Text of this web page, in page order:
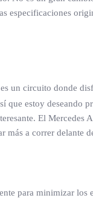
especificaciones
un circuito donde
estoy deseando
El
más a correr delante
para minimizar